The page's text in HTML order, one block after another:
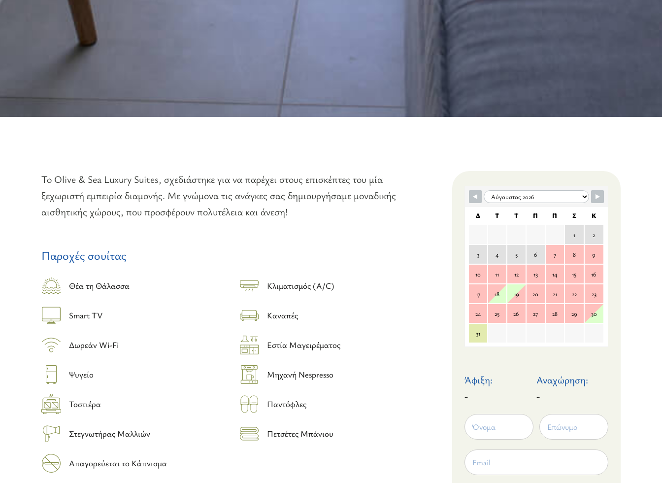
Το Olive & Sea Luxury Suites, σχεδιάστηκε για να παρέχει στους επισκέπτες του μία
ξεχωριστή εμπειρία διαμονής. Με γνώμονα τις ανάγκες σας δημιουργήσαμε μοναδικής
αισθητικής χώρους, που προσφέρουν πολυτέλεια και άνεση!
Παροχές σουίτας
Θέα τη Θάλασσα Κλιματισμός (A/C)
Smart TV Καναπές
Δωρεάν Wi-Fi Εστία Μαγειρέματος
Ψυγείο Μηχανή Nespresso
Τοστιέρα Παντόφλες
Στεγνωτήρας Μαλλιών Πετσέτες Μπάνιου
Απαγορεύεται το Κάπνισμα
Skip Booking Form
Δ Τ Τ Π Π Σ Κ
1 2
3 4 5 6 7 8 9
10 11 12 13 14 15 16
17 18 19 20 21 22 23
24 25 26 27 28 29 30
31
Άφιξη:
-
Αναχώρηση:
-